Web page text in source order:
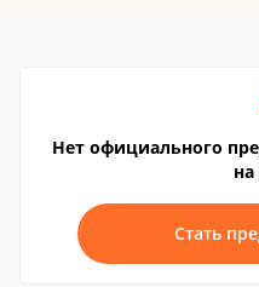
Нет официального
на
Стать